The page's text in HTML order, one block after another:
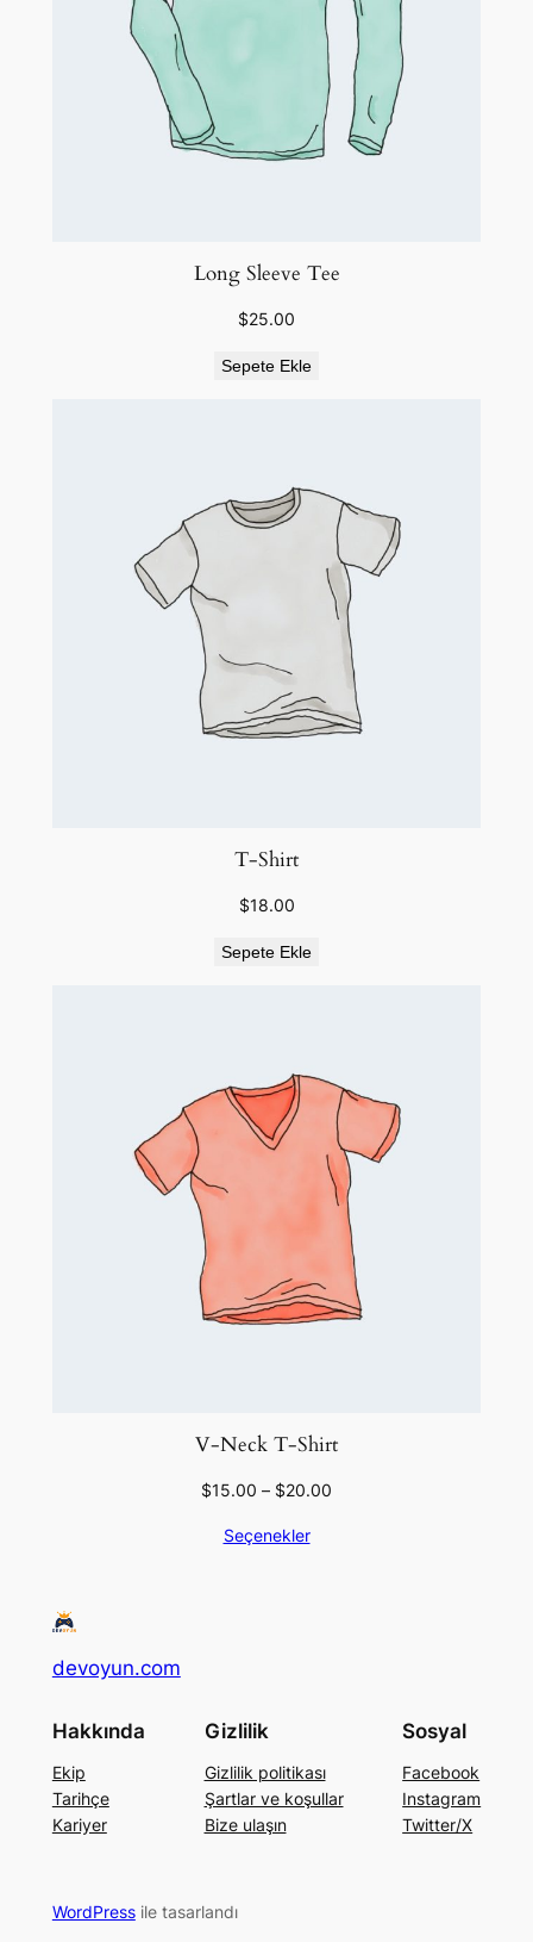
Long Sleeve Tee
$25.00
Sepete Ekle
T-Shirt
$18.00
Sepete Ekle
V-Neck T-Shirt
$15.00 – $20.00
Seçenekler
devoyun.com
Hakkında
Ekip
Tarihçe
Kariyer
Gizlilik
Gizlilik politikası
Şartlar ve koşullar
Bize ulaşın
Sosyal
Facebook
Instagram
Twitter/X
WordPressile tasarlandı